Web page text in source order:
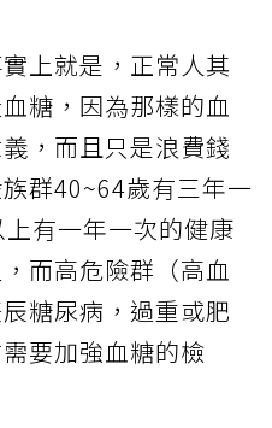
上就是，正常人其
糖，因為那樣的血
，而且只是浪費錢
群40~64歲有三年一
有一年一次的健康
而高危險群（高血
糖尿病，過重或肥
要加強血糖的檢